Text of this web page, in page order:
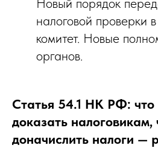
налоговой проверки
комитет. Новые
органов.
Статья 54.1 НК РФ: что
доказать налоговикам,
доначислить налоги —